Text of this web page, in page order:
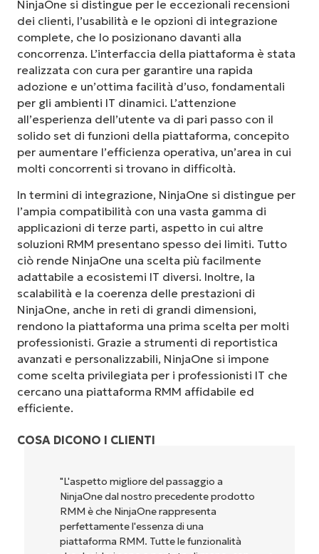
NinjaOne si distingue per le eccezionali recensioni
dei clienti, l’usabilità e le opzioni di integrazione
complete, che lo posizionano davanti alla
concorrenza. L’interfaccia della piattaforma è stata
realizzata con cura per garantire una rapida
adozione e un’ottima facilità d’uso, fondamentali
per gli ambienti IT dinamici. L’attenzione
all’esperienza dell’utente va di pari passo con il
solido set di funzioni della piattaforma, concepito
per aumentare l’efficienza operativa, un’area in cui
molti concorrenti si trovano in difficoltà.
In termini di integrazione, NinjaOne si distingue per
l’ampia compatibilità con una vasta gamma di
applicazioni di terze parti, aspetto in cui altre
soluzioni RMM presentano spesso dei limiti. Tutto
ciò rende NinjaOne una scelta più facilmente
adattabile a ecosistemi IT diversi. Inoltre, la
scalabilità e la coerenza delle prestazioni di
NinjaOne, anche in reti di grandi dimensioni,
rendono la piattaforma una prima scelta per molti
professionisti. Grazie a strumenti di reportistica
avanzati e personalizzabili, NinjaOne si impone
come scelta privilegiata per i professionisti IT che
cercano una piattaforma RMM affidabile ed
efficiente.
COSA DICONO I CLIENTI
prodotto
"NinjaOne è incredibilmente facile da
perché unisce un’interfaccia fluida a
potenti funzionalità di back-end. La
configurazione e la gestione
dell'interfaccia non sono affatto